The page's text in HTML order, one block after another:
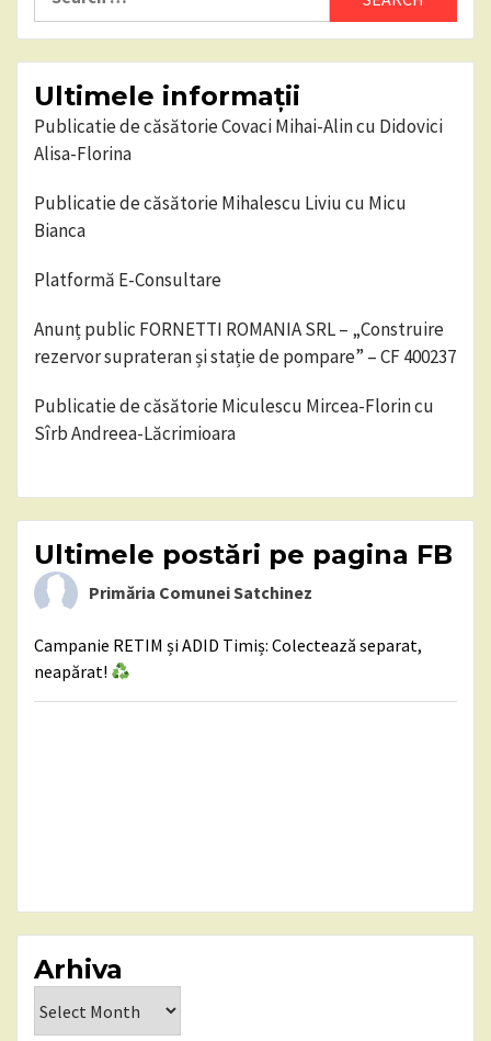
Ultimele informații
Publicatie de căsătorie Covaci Mihai-Alin cu Didovici
Alisa-Florina
Publicatie de căsătorie Mihalescu Liviu cu Micu
Bianca
Platformă E-Consultare
Anunț public FORNETTI ROMANIA SRL – „Construire
rezervor suprateran și stație de pompare” – CF 400237
Publicatie de căsătorie Miculescu Mircea-Florin cu
Sîrb Andreea-Lăcrimioara
Ultimele postări pe pagina FB
Primăria Comunei Satchinez
Campanie RETIM și ADID Timiș: Colectează separat,
neapărat!
Arhiva